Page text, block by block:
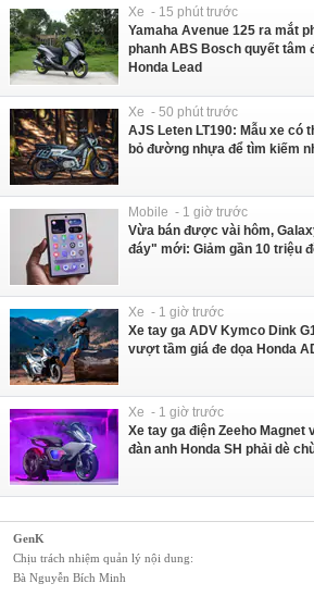
Xe - 15 phút trước
Yamaha Avenue 125 ra mắt
phanh ABS Bosch quyết tâm
Honda Lead
Xe - 50 phút trước
AJS Leten LT190: Mẫu xe có
bỏ đường nhựa để tìm kiếm
Mobile - 1 giờ trước
Vừa bán được vài hôm,
đáy" mới: Giảm gần 10 triệu
Xe - 1 giờ trước
Xe tay ga ADV Kymco Dink
vượt tầm giá đe dọa Honda
Xe - 1 giờ trước
Xe tay ga điện Zeeho
đàn anh Honda SH phải dè
GenK
Chịu trách nhiệm quản lý nội dung:
Bà Nguyễn Bích Minh